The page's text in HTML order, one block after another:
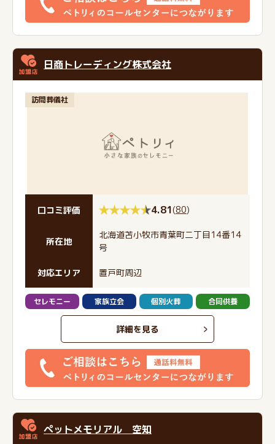
日商トレーディング株式会社
訪問葬儀社
口コミ評価 4.81(80)
所在地
北海道苫小牧市青葉町二丁目14番14
号
対応エリア 置戸町周辺
セレモニー 家族立会 個別火葬 合同供養
詳細を見る
ペットメモリアル 空知